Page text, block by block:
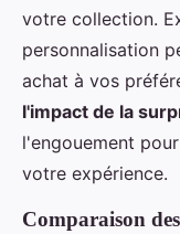
votre collection.
personnalisation
achat à vos
l'impact de la
l'engouement
votre expérience.
Comparaison